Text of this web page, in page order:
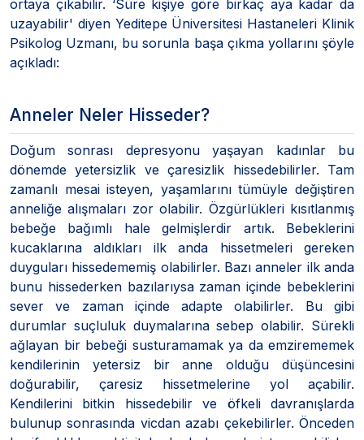
ortaya çıkabilir. ‘Süre kişiye göre birkaç aya kadar da
uzayabilir' diyen Yeditepe Üniversitesi Hastaneleri Klinik
Psikolog Uzmanı, bu sorunla başa çıkma yollarını şöyle
açıkladı:
Anneler Neler Hisseder?
Doğum sonrası depresyonu yaşayan kadınlar bu
dönemde yetersizlik ve çaresizlik hissedebilirler. Tam
zamanlı mesai isteyen, yaşamlarını tümüyle değiştiren
anneliğe alışmaları zor olabilir. Özgürlükleri kısıtlanmış
bebeğe bağımlı hale gelmişlerdir artık. Bebeklerini
kucaklarına aldıkları ilk anda hissetmeleri gereken
duyguları hissedememiş olabilirler. Bazı anneler ilk anda
bunu hissederken bazılarıysa zaman içinde bebeklerini
sever ve zaman içinde adapte olabilirler. Bu gibi
durumlar suçluluk duymalarına sebep olabilir. Sürekli
ağlayan bir bebeği susturamamak ya da emzirememek
kendilerinin yetersiz bir anne olduğu düşüncesini
doğurabilir, çaresiz hissetmelerine yol açabilir.
Kendilerini bitkin hissedebilir ve öfkeli davranışlarda
bulunup sonrasında vicdan azabı çekebilirler. Önceden